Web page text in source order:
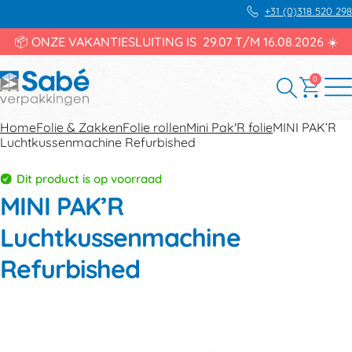
+31 (0)318 520 298
📦 ONZE VAKANTIESLUITING IS 29.07 T/M 16.08.2026 ☀️
0
HomeFolie & ZakkenFolie rollenMini Pak'R folieMINI PAK’R
Luchtkussenmachine Refurbished
Dit product is op voorraad
MINI PAK’R
Luchtkussenmachine
Refurbished